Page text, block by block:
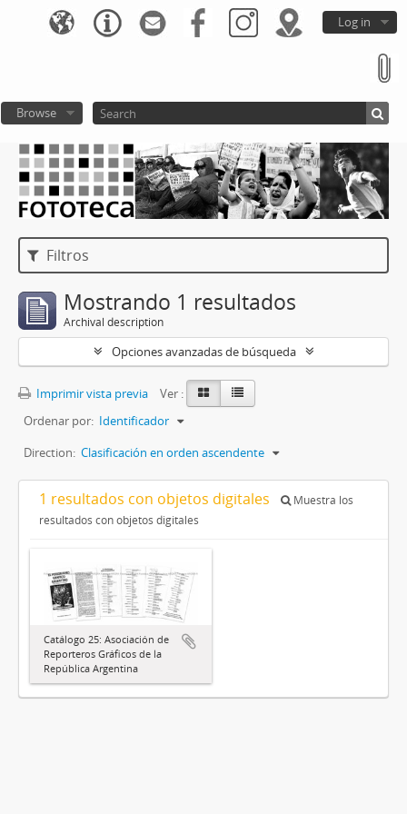
Log in
Browse
Filtros
Mostrando 1 resultados
Archival description
Opciones avanzadas de búsqueda
Imprimir vista previa
Ver :
Ordenar por: Identificador
Direction: Clasificación en orden ascendente
1 resultados con objetos digitales
Muestra los
resultados con objetos digitales
Catálogo 25: Asociación de
Reporteros Gráficos de la
República Argentina